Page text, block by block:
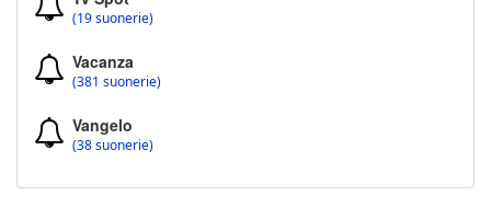
(19 suonerie)
Vacanza
(381 suonerie)
Vangelo
(38 suonerie)